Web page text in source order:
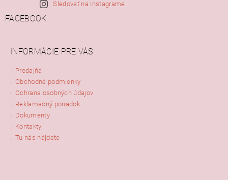
Sledovať na Instagrame
FACEBOOK
INFORMÁCIE PRE VÁS
Predajňa
Obchodné podmienky
Ochrana osobných údajov
Reklamačný poriadok
Dokumenty
Kontakty
Tu nás nájdete